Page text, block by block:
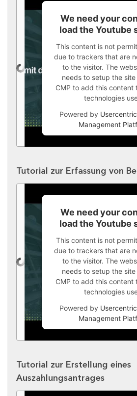
We need your
load the Youtube
This content is not
due to trackers that are
to the visitor. The
needs to setup the
CMP to add this content
technologies
Powered by
Management
Tutorial zur Erfassung von
We need your
load the Youtube
This content is not
due to trackers that are
to the visitor. The
needs to setup the
CMP to add this content
technologies
Powered by
Management
Tutorial zur Erstellung eines
Auszahlungsantrages